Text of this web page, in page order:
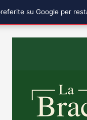
su Google per